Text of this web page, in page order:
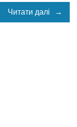
Читати далі